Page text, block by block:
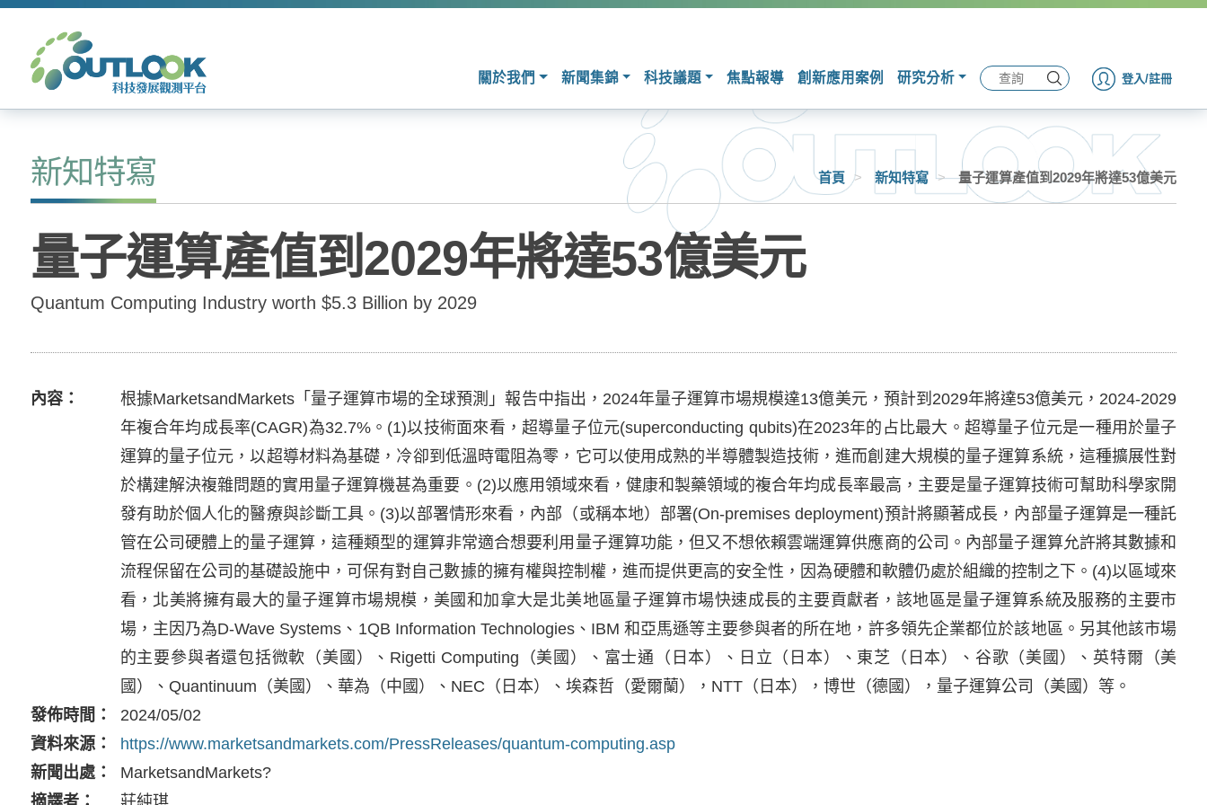
關於我們 新聞集錦 科技議題 焦點報導 創新應用案例 研究分析 登入/註冊
新知特寫 首頁 > 新知特寫 > 量子運算產值到2029年將達53億美元
量子運算產值到2029年將達53億美元
Quantum Computing Industry worth $5.3 Billion by 2029
內容
根據MarketsandMarkets「量子運算市場的全球預測」報告中指出，2024年量子運算市場規模達13億美元，預計到2029年將達53億美元，2024-2029
年複合年均成長率(CAGR)為32.7%。(1)以技術面來看，超導量子位元(superconducting qubits)在2023年的占比最大。超導量子位元是一種用於量子
運算的量子位元，以超導材料為基礎，冷卻到低溫時電阻為零，它可以使用成熟的半導體製造技術，進而創建大規模的量子運算系統，這種擴展性對
於構建解決複雜問題的實用量子運算機甚為重要。(2)以應用領域來看，健康和製藥領域的複合年均成長率最高，主要是量子運算技術可幫助科學家開
發有助於個人化的醫療與診斷工具。(3)以部署情形來看，內部（或稱本地）部署(On-premises deployment)預計將顯著成長，內部量子運算是一種託
管在公司硬體上的量子運算，這種類型的運算非常適合想要利用量子運算功能，但又不想依賴雲端運算供應商的公司。內部量子運算允許將其數據和
流程保留在公司的基礎設施中，可保有對自己數據的擁有權與控制權，進而提供更高的安全性，因為硬體和軟體仍處於組織的控制之下。(4)以區域來
看，北美將擁有最大的量子運算市場規模，美國和加拿大是北美地區量子運算市場快速成長的主要貢獻者，該地區是量子運算系統及服務的主要市
場，主因乃為D-Wave Systems、1QB Information Technologies、IBM 和亞馬遜等主要參與者的所在地，許多領先企業都位於該地區。另其他該市場
的主要參與者還包括微軟（美國）、Rigetti Computing（美國）、富士通（日本）、日立（日本）、東芝（日本）、谷歌（美國）、英特爾（美
國）、Quantinuum（美國）、華為（中國）、NEC（日本）、埃森哲（愛爾蘭），NTT（日本），博世（德國），量子運算公司（美國）等。
發佈時間
2024/05/02
資料來源
https://www.marketsandmarkets.com/PressReleases/quantum-computing.asp
新聞出處
MarketsandMarkets?
摘譯者
莊純琪